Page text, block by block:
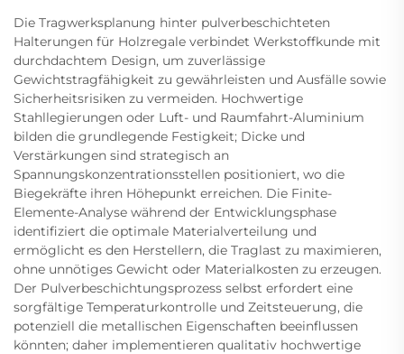
Die Tragwerksplanung hinter pulverbeschichteten
Halterungen für Holzregale verbindet Werkstoffkunde mit
durchdachtem Design, um zuverlässige
Gewichtstragfähigkeit zu gewährleisten und Ausfälle sowie
Sicherheitsrisiken zu vermeiden. Hochwertige
Stahllegierungen oder Luft- und Raumfahrt-Aluminium
bilden die grundlegende Festigkeit; Dicke und
Verstärkungen sind strategisch an
Spannungskonzentrationsstellen positioniert, wo die
Biegekräfte ihren Höhepunkt erreichen. Die Finite-
Elemente-Analyse während der Entwicklungsphase
identifiziert die optimale Materialverteilung und
ermöglicht es den Herstellern, die Traglast zu maximieren,
ohne unnötiges Gewicht oder Materialkosten zu erzeugen.
Der Pulverbeschichtungsprozess selbst erfordert eine
sorgfältige Temperaturkontrolle und Zeitsteuerung, die
potenziell die metallischen Eigenschaften beeinflussen
könnten; daher implementieren qualitativ hochwertige